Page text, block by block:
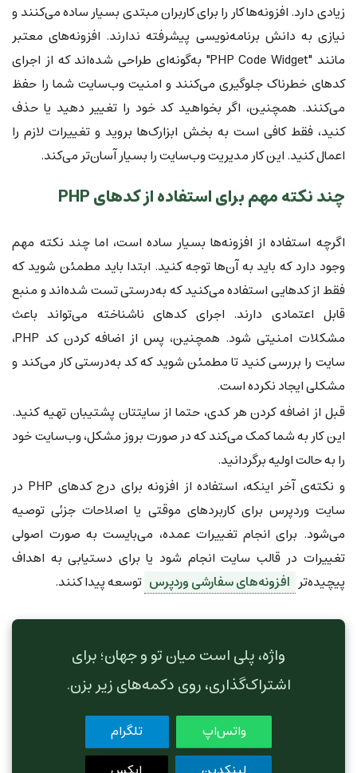
زیادی دارد. افزونه‌ها کار را برای کاربران مبتدی بسیار ساده می‌کنند و
نیازی به دانش برنامه‌نویسی پیشرفته ندارند. افزونه‌های معتبر
مانند "PHP Code Widget" به‌گونه‌ای طراحی شده‌اند که از اجرای
کدهای خطرناک جلوگیری می‌کنند و امنیت وب‌سایت شما را حفظ
می‌کنند. همچنین، اگر بخواهید کد خود را تغییر دهید یا حذف
کنید، فقط کافی است به بخش ابزارک‌ها بروید و تغییرات لازم را
اعمال کنید. این کار مدیریت وب‌سایت را بسیار آسان‌تر می‌کند.
چند نکته مهم برای استفاده از کدهای PHP
اگرچه استفاده از افزونه‌ها بسیار ساده است، اما چند نکته مهم
وجود دارد که باید به آن‌ها توجه کنید. ابتدا باید مطمئن شوید که
فقط از کدهایی استفاده می‌کنید که به‌درستی تست شده‌اند و منبع
قابل اعتمادی دارند. اجرای کدهای ناشناخته می‌تواند باعث
مشکلات امنیتی شود. همچنین، پس از اضافه کردن کد PHP،
سایت را بررسی کنید تا مطمئن شوید که کد به‌درستی کار می‌کند و
مشکلی ایجاد نکرده است.
قبل از اضافه کردن هر کدی، حتما از سایتتان پشتیبان تهیه کنید.
این کار به شما کمک می‌کند که در صورت بروز مشکل، وب‌سایت خود
را به حالت اولیه برگردانید.
و نکته‌ی آخر اینکه، استفاده از افزونه برای درج کدهای PHP در
سایت وردپرس برای کاربردهای موقتی یا اصلاحات جزئی توصیه
می‌شود. برای انجام تغییرات عمده، می‌بایست به صورت اصولی
تغییرات در قالب سایت انجام شود یا برای دستیابی به اهداف
پیچیده‌تر افزونه‌های سفارشی وردپرس توسعه پیدا کنند.
واژه، پلی است میان تو و جهان؛ برای
اشتراک‌گذاری، روی دکمه‌های زیر بزن.
واتس‌اپ
تلگرام